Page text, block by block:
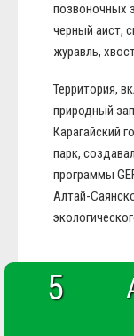
позвоночных
черный аист,
журавль,
Территория,
природный
Карагайский
парк,
программы
Алтай-
5